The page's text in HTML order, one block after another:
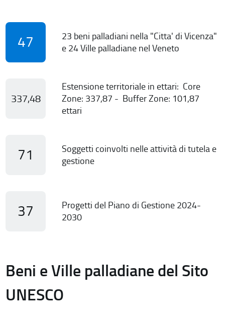
47
23 beni palladiani nella "Citta' di Vicenza"
e 24 Ville palladiane nel Veneto
337,48
Estensione territoriale in ettari: Core
Zone: 337,87 - Buffer Zone: 101,87
ettari
71
Soggetti coinvolti nelle attività di tutela e
gestione
37
Progetti del Piano di Gestione 2024-
2030
Beni e Ville palladiane del Sito
UNESCO